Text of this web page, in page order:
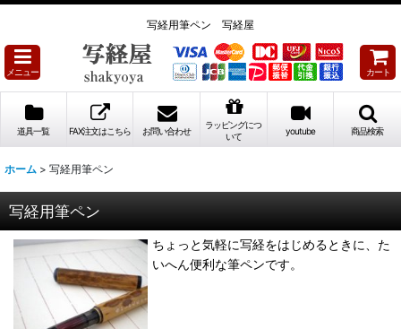
写経用筆ペン 写経屋
メニュー カート
道具一覧 FAX注文はこちら お問い合わせ
ラッピングにつ
いて
youtube 商品検索
ホーム > 写経用筆ペン
写経用筆ペン
ちょっと気軽に写経をはじめるときに、た
いへん便利な筆ペンです。